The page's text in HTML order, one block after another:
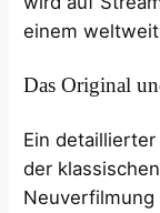
einem
Das Original
Ein
der